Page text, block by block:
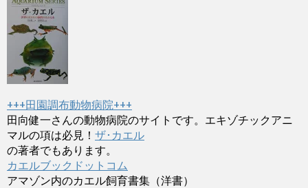
+++田園調布動物病院+++
田向健一さんの動物病院のサイトです。エキゾチックアニ
マルの項は必見！ ザ･カエル
の著者でもあります。
カエルブックドットコム
アマゾン内のカエル飼育書集（洋書）